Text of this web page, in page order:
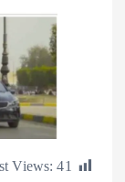
Post Views: